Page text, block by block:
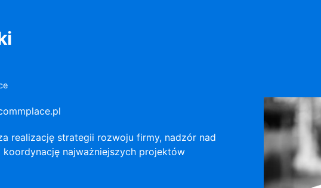
realizację strategii rozwoju firmy, nadzór nad
najważniejszych projektów